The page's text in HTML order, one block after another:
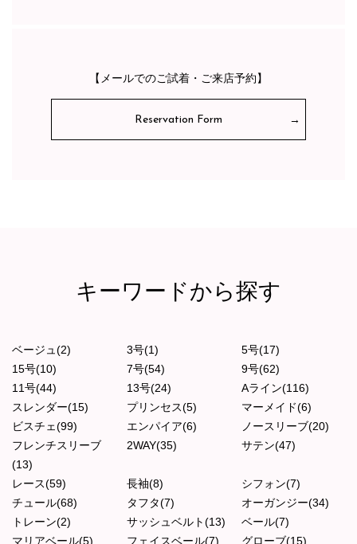
【メールでのご試着・ご来店予約】
Reservation Form
キーワードから探す
ベージュ(2) 3号(1)
5号(17)
15号(10)
7号(54)
9号(62)
11号(44)
13号(24)
Aライン(116)
スレンダー(15)
プリンセス(5)
マーメイド(6)
ビスチェ(99)
エンパイア(6)
ノースリーブ(20)
フレンチスリーブ
(13)
2WAY(35) サテン(47)
レース(59) 長袖(8)
シフォン(7)
チュール(68)
タフタ(7)
オーガンジー(34)
トレーン(2)
サッシュベルト(13)
ベール(7)
マリアベール(5)
フェイスベール(7) グローブ(15)